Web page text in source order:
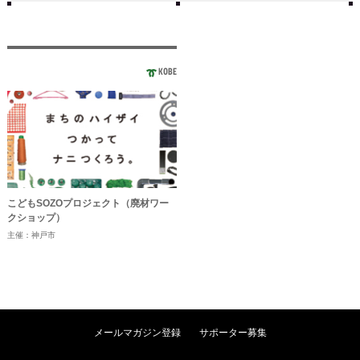
KOBE
こどもSOZOプロジェクト（廃材ワー
クショップ）
主催：神戸市
メールマガジン登録 サポーター募集